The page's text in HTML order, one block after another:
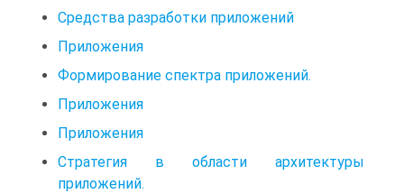
Средства разработки приложений
Приложения
Формирование спектра приложений.
Приложения
Приложения
Стратегия в области архитектуры
приложений.